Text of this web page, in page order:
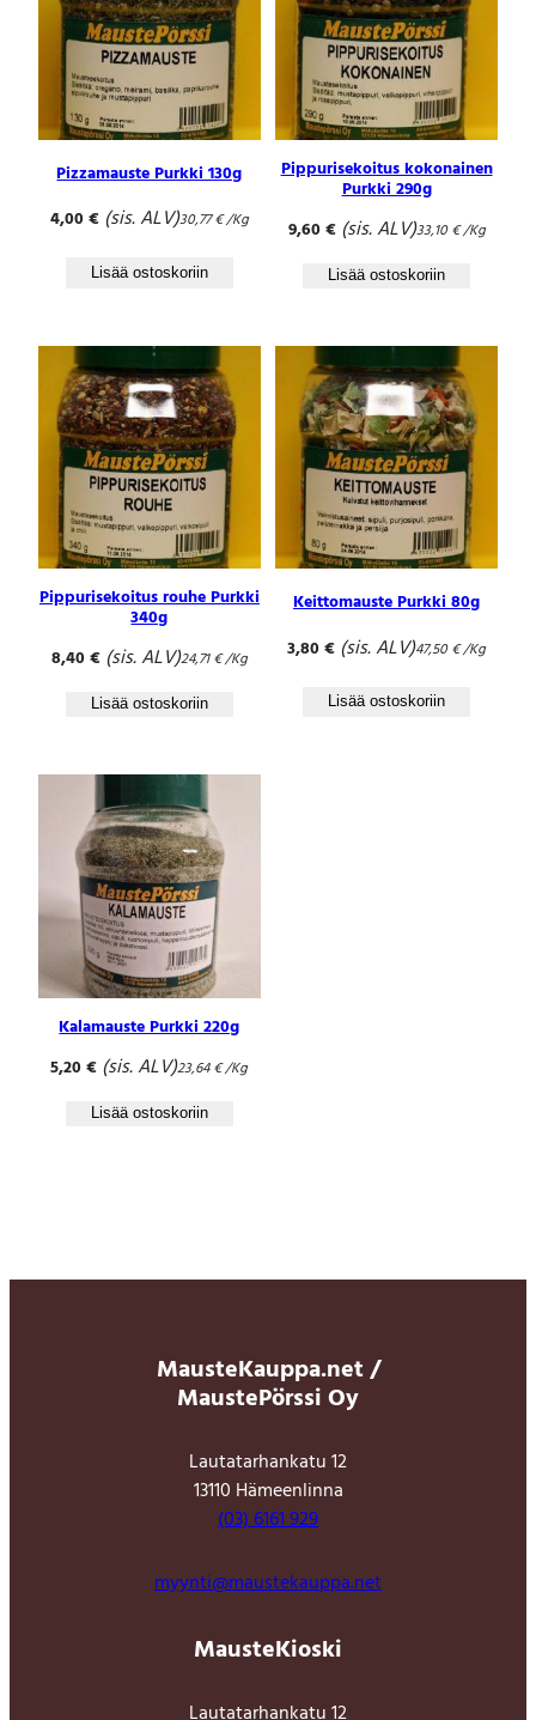
Pizzamauste Purkki 130g
4,00€ (sis. ALV)30,77€/Kg
Lisää ostoskoriin
Pippurisekoitus kokonainen
Purkki 290g
9,60€ (sis. ALV)33,10€/Kg
Lisää ostoskoriin
Pippurisekoitus rouhe Purkki
340g
8,40€ (sis. ALV)24,71€/Kg
Lisää ostoskoriin
Keittomauste Purkki 80g
3,80€ (sis. ALV)47,50€/Kg
Lisää ostoskoriin
Kalamauste Purkki 220g
5,20€ (sis. ALV)23,64€/Kg
Lisää ostoskoriin
MausteKauppa.net /
MaustePörssi Oy
Lautatarhankatu 12
13110 Hämeenlinna
(03) 6161 929
myynti@maustekauppa.net
MausteKioski